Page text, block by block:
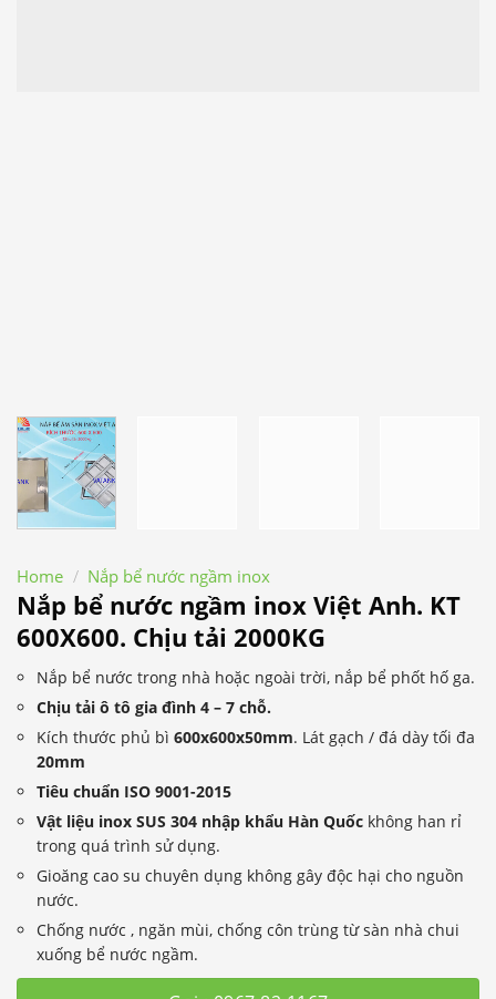
Home / Nắp bể nước ngầm inox
Nắp bể nước ngầm inox Việt Anh. KT
600X600. Chịu tải 2000KG
Nắp bể nước trong nhà hoặc ngoài trời, nắp bể phốt hố ga.
Chịu tải ô tô gia đình 4 – 7 chỗ.
Kích thước phủ bì600x600x50mm. Lát gạch / đá dày tối đa
20mm
Tiêu chuẩn ISO 9001-2015
Vật liệu inox SUS 304 nhập khẩu Hàn Quốc không han rỉ
trong quá trình sử dụng.
Gioăng cao su chuyên dụng không gây độc hại cho nguồn
nước.
Chống nước , ngăn mùi, chống côn trùng từ sàn nhà chui
xuống bể nước ngầm.